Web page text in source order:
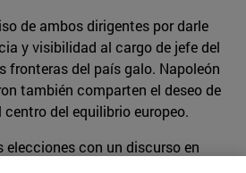
de ambos dirigentes por darle
y visibilidad al cargo de jefe del
fronteras del país galo. Napoleón
también comparten el deseo de
del equilibrio europeo.
elecciones con un discurso en